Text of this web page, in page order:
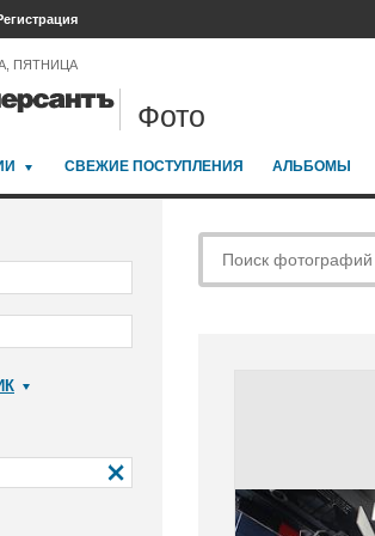
ПЯТНИЦА
Фото
СВЕЖИЕ ПОСТУПЛЕНИЯ АЛЬБОМЫ